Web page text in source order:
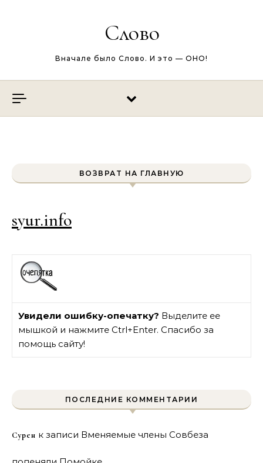
Слово
Вначале было Слово. И это — ОНО!
ВОЗВРАТ НА ГЛАВНУЮ
syur.info
Увидели ошибку-опечатку? Выделите ее
мышкой и нажмите Ctrl+Enter. Спасибо за
помощь сайту!
ПОСЛЕДНИЕ КОММЕНТАРИИ
Сурен к записи Вменяемые члены Совбеза